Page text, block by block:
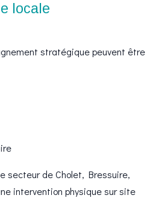
locale
stratégique peuvent être
secteur de Cholet, Bressuire,
intervention physique sur site